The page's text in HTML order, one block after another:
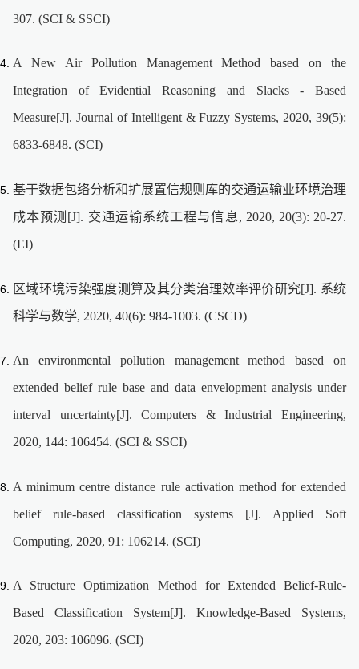
307. (SCI & SSCI)
A New Air Pollution Management Method based on the
Integration of Evidential Reasoning and Slacks - Based
Measure[J]. Journal of Intelligent & Fuzzy Systems, 2020, 39(5):
6833-6848. (SCI)
基于数据包络分析和扩展置信规则库的交通运输业环境治理
成本预测[J]. 交通运输系统工程与信息, 2020, 20(3): 20-27.
(EI)
区域环境污染强度测算及其分类治理效率评价研究[J]. 系统
科学与数学, 2020, 40(6): 984-1003. (CSCD)
An environmental pollution management method based on
extended belief rule base and data envelopment analysis under
interval uncertainty[J]. Computers & Industrial Engineering,
2020, 144: 106454. (SCI & SSCI)
A minimum centre distance rule activation method for extended
belief rule-based classification systems [J]. Applied Soft
Computing, 2020, 91: 106214. (SCI)
A Structure Optimization Method for Extended Belief-Rule-
Based Classification System[J]. Knowledge-Based Systems,
2020, 203: 106096. (SCI)